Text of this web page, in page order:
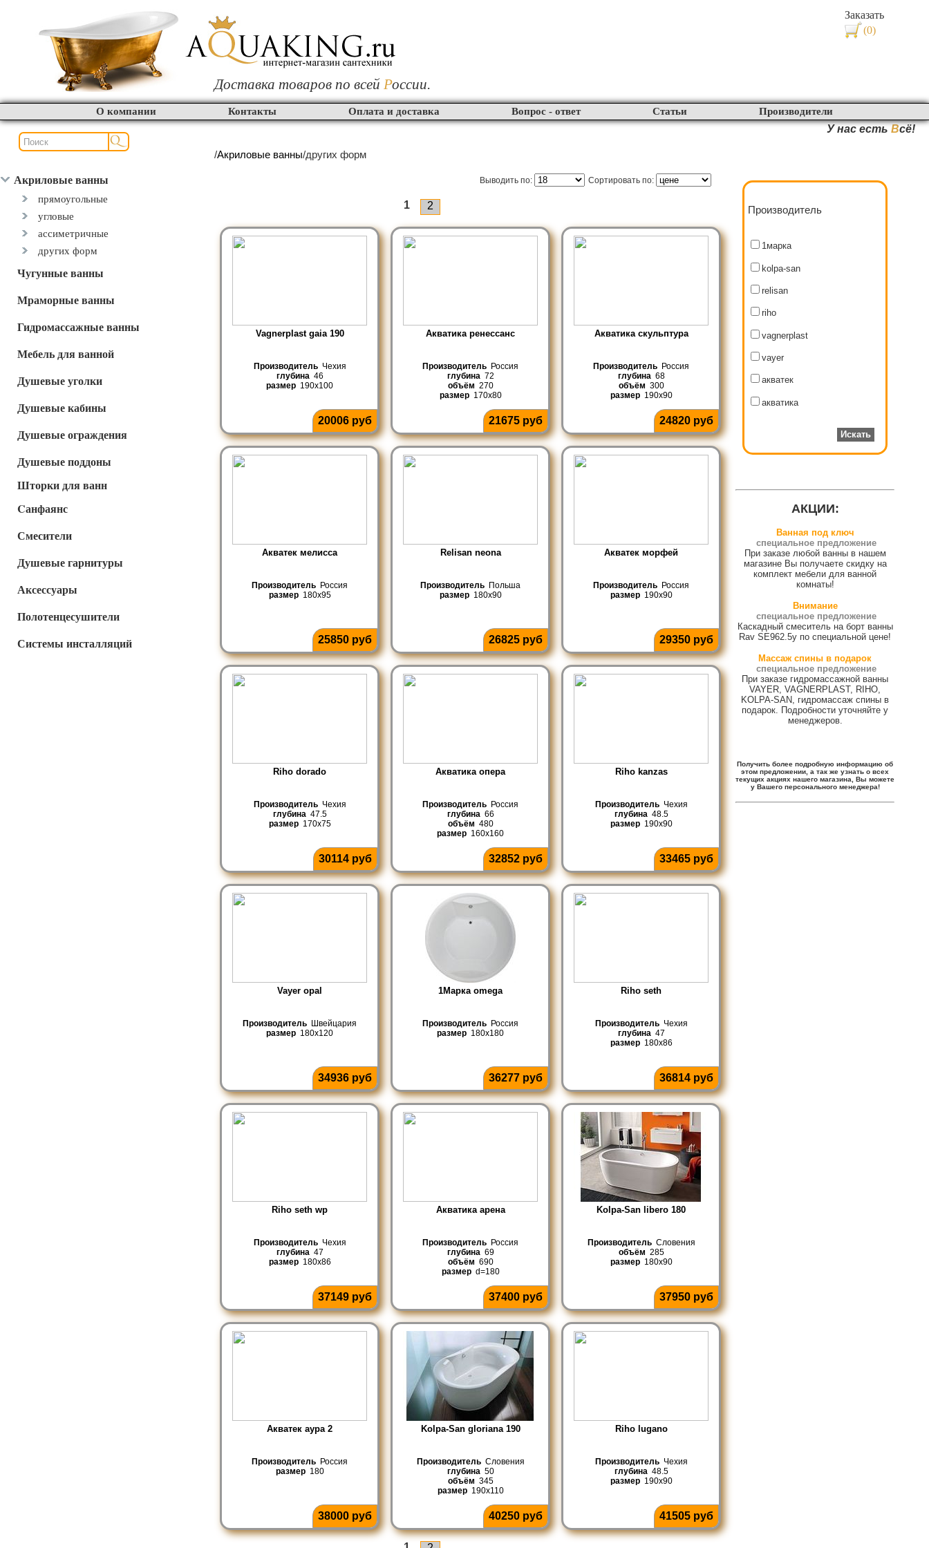
Заказать
(0)
Доставка товаров по всей России.
О компании Контакты Оплата и доставка Вопрос - ответ Статьи Производители
У нас есть Всё!
Акриловые ванны
прямоугольные
угловые
ассиметричные
других форм
Чугунные ванны
Мраморные ванны
Гидромассажные ванны
Мебель для ванной
Душевые уголки
Душевые кабины
Душевые ограждения
Душевые поддоны
Шторки для ванн
Cанфаянс
Смесители
Душевые гарнитуры
Аксессуары
Полотенцесушители
Системы инсталляций
/Акриловые ванны/других форм
Производитель
1марка
kolpa-san
relisan
riho
vagnerplast
vayer
акватек
акватика
АКЦИИ:
Ванная под ключ
специальное предложение
При заказе любой ванны в нашем
магазине Вы получаете скидку на
комплект мебели для ванной
комнаты!
Внимание
специальное предложение
Каскадный смеситель на борт ванны
Rav SE962.5y по специальной цене!
Массаж спины в подарок
специальное предложение
При заказе гидромассажной ванны
VAYER, VAGNERPLAST, RIHO,
KOLPA-SAN, гидромассаж спины в
подарок. Подробности уточняйте у
менеджеров.
Получить более подробную информацию об
этом предложении, а так же узнать о всех
текущих акциях нашего магазина, Вы можете
у Вашего персонального менеджера!
Сортировать по:
Выводить по:
1 2
Vagnerplast gaia 190
ПроизводительЧехия
глубина46
размер 190x100
20006 руб
Акватика ренессанс
Производитель Россия
глубина72
объём 270
размер170x80
21675 руб
Акватика скульптура
Производитель Россия
глубина68
объём 300
размер190x90
24820 руб
Акватек мелисса
Производитель Россия
размер180x95
25850 руб
Relisan neona
Производитель Польша
размер180x90
26825 руб
Акватек морфей
Производитель Россия
размер190x90
29350 руб
Riho dorado
ПроизводительЧехия
глубина47.5
размер170x75
30114 руб
Акватика опера
Производитель Россия
глубина66
объём 480
размер 160x160
32852 руб
Riho kanzas
ПроизводительЧехия
глубина48.5
размер190x90
33465 руб
Vayer opal
Производитель Швейцария
размер 180x120
34936 руб
1Марка omega
Производитель Россия
размер 180x180
36277 руб
Riho seth
ПроизводительЧехия
глубина47
размер180x86
36814 руб
Riho seth wp
ПроизводительЧехия
глубина47
размер180x86
37149 руб
Акватика арена
Производитель Россия
глубина69
объём 690
размерd=180
37400 руб
Kolpa-San libero 180
ПроизводительСловения
объём 285
размер180x90
37950 руб
Акватек аура 2
Производитель Россия
размер180
38000 руб
Kolpa-San gloriana 190
ПроизводительСловения
глубина50
объём 345
размер190x110
40250 руб
Riho lugano
ПроизводительЧехия
глубина48.5
размер190x90
41505 руб